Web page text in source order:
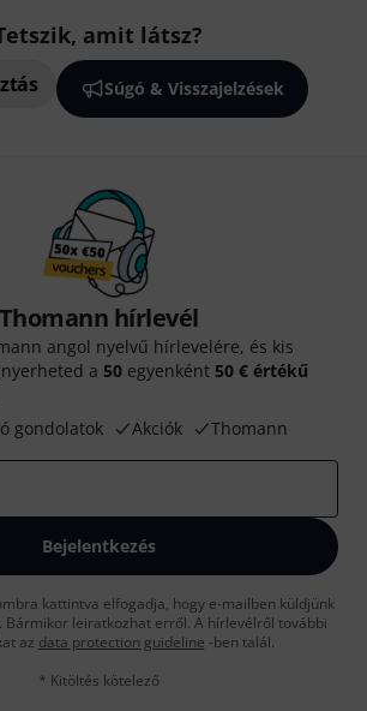
amit látsz?
Súgó & Visszajelzések
Thomann hírlevél
angol nyelvű hírlevelére, és kis
a 50 egyenként 50 € értékű
gondolatok
Akciók Thomann
Bejelentkezés
kattintva elfogadja, hogy e-mailben küldjünk
Bármikor leiratkozhat erről. A hírlevélről további
az data protection guideline -ben talál.
* Kitöltés kötelező